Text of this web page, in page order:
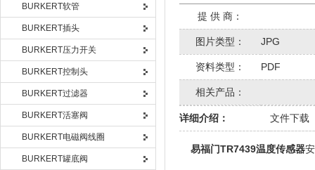
BURKERT软管
BURKERT插头
BURKERT压力开关
BURKERT控制头
BURKERT过滤器
BURKERT活塞阀
BURKERT电磁阀线圈
BURKERT罐底阀
提 供 商：
图片类型： JPG
资料类型： PDF
相关产品：
详细介绍： 文件下载
易福门TR7439温度传感器